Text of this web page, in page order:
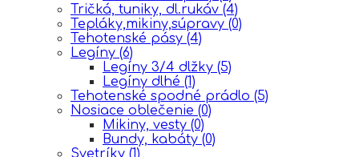
Tričká, tuniky, dl.rukáv (4)
Tepláky,mikiny,súpravy (0)
Tehotenské pásy (4)
Legíny (6)
Legíny 3/4 dlžky (5)
Legíny dlhé (1)
Tehotenské spodné prádlo (5)
Nosiace oblečenie (0)
Mikiny, vesty (0)
Bundy, kabáty (0)
Svetríky (1)